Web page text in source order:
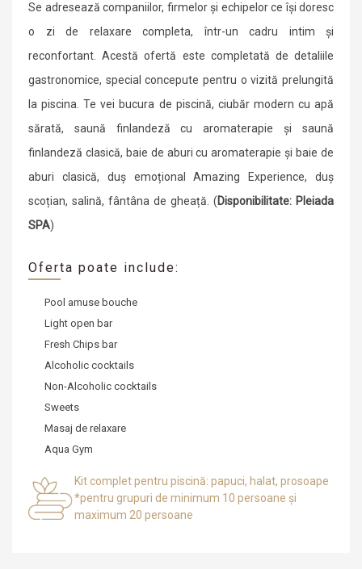
Se adresează companiilor, firmelor și echipelor ce își doresc
o zi de relaxare completa, într-un cadru intim și
reconfortant. Acestă ofertă este completată de detaliile
gastronomice, special concepute pentru o vizită prelungită
la piscina. Te vei bucura de piscină, ciubăr modern cu apă
sărată, saună finlandeză cu aromaterapie și saună
finlandeză clasică, baie de aburi cu aromaterapie și baie de
aburi clasică, duș emoțional Amazing Experience, duș
scoțian, salină, fântâna de gheață. (Disponibilitate: Pleiada
SPA)
Oferta poate include:
Pool amuse bouche
Light open bar
Fresh Chips bar
Alcoholic cocktails
Non-Alcoholic cocktails
Sweets
Masaj de relaxare
Aqua Gym
Kit complet pentru piscină: papuci, halat, prosoape
*pentru grupuri de minimum 10 persoane și
maximum 20 persoane